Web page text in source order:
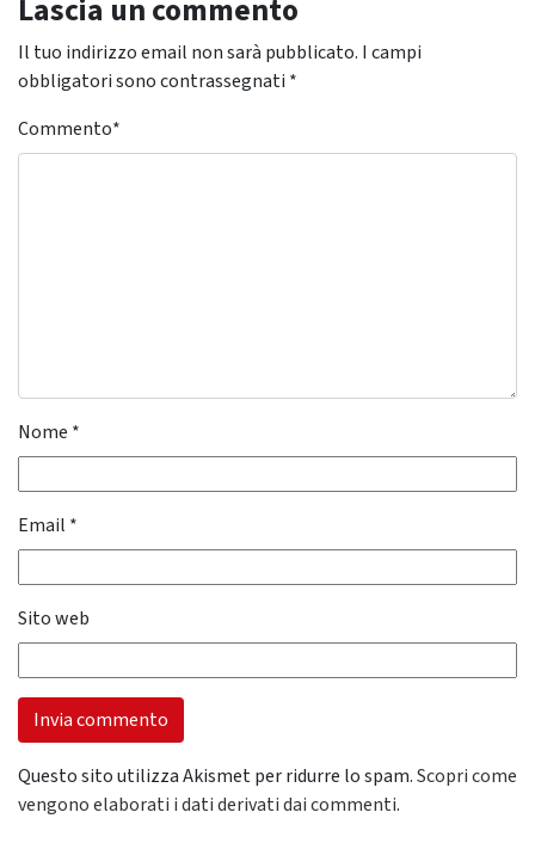
Lascia un commento
Il tuo indirizzo email non sarà pubblicato. I campi
obbligatori sono contrassegnati *
Commento*
Nome *
Email *
Sito web
Questo sito utilizza Akismet per ridurre lo spam.Scopri come
vengono elaborati i dati derivati dai commenti.